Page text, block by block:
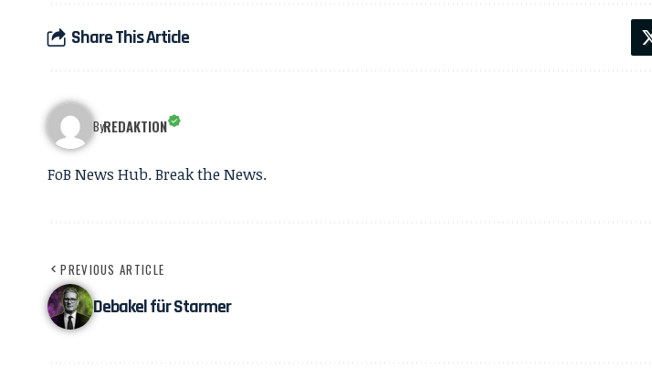
Share This Article
ByREDAKTION
FoB News Hub. Break the News.
PREVIOUS ARTICLE
Debakel für Starmer